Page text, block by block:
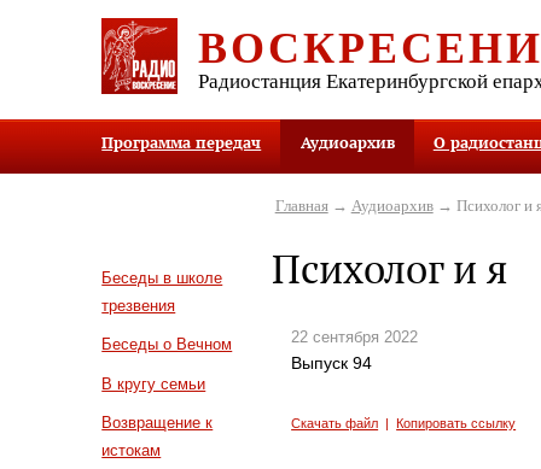
Радиостанция Екатеринбургской
Программа передач Аудиоархив О
Беседы в школе
трезвения
Беседы о Вечном
В кругу семьи
Возвращение к
истокам
Главная→ Аудиоархив→ Психолог и
Психолог и я
22 сентября 2022
Выпуск 94
Скачать файл |Копировать ссылку